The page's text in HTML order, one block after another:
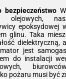
bezpieczeństwo
olejowych,
epoksydowej
glinu. Taka
dielektryczną,
jest
do instalacji
pożaru musi być